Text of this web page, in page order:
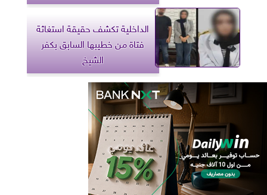
الداخلية تكشف حقيقة استغاثة
فتاة من خطيبها السابق بكفر
الشيخ